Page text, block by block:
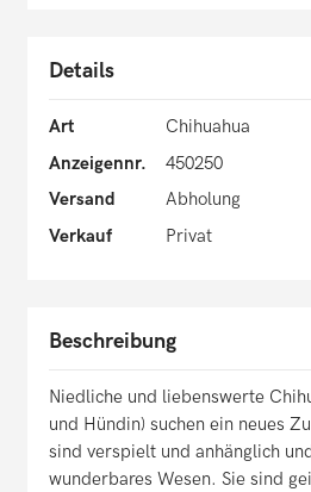
Details
Art
Chihuahua
Anzeigennr.
450250
Versand
Abholung
Verkauf
Privat
Beschreibung
Niedliche und liebenswerte
und Hündin) suchen ein neues
sind verspielt und anhänglich
wunderbares Wesen. Sie sind